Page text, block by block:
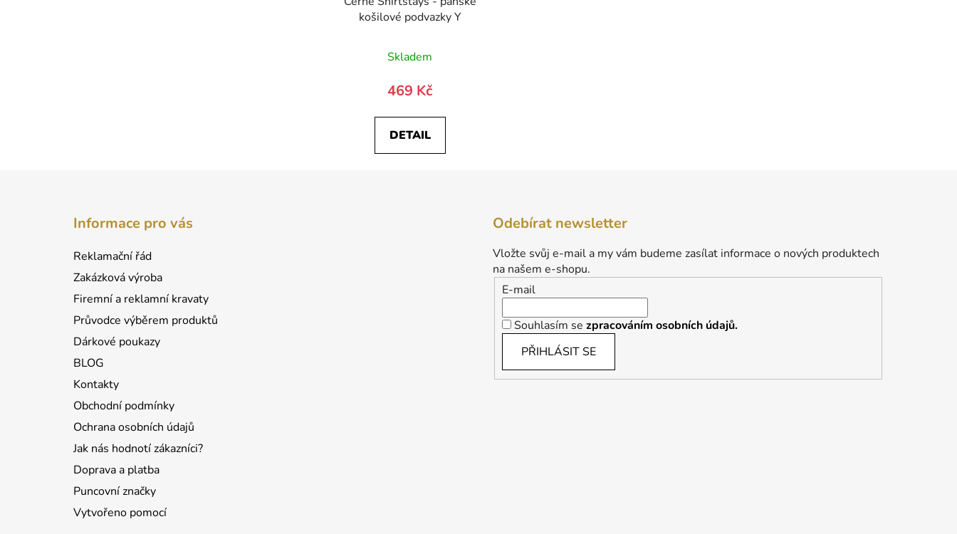
košilové podvazky Y
Skladem
469 Kč
DETAIL
Informace pro vás
Reklamační řád
Zakázková výroba
Firemní a reklamní kravaty
Průvodce výběrem produktů
Dárkové poukazy
BLOG
Kontakty
Obchodní podmínky
Ochrana osobních údajů
Jak nás hodnotí zákazníci?
Doprava a platba
Puncovní značky
Vytvořeno pomocí
Odebírat newsletter
Vložte svůj e-mail a my vám budeme zasílat informace o nových produktech
na našem e-shopu.
E-mail
Souhlasím se zpracováním osobních údajů.
PŘIHLÁSIT SE